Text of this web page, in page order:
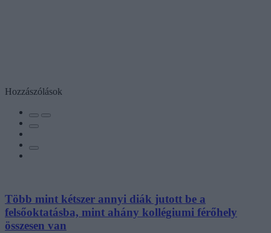
Hozzászólások
Több mint kétszer annyi diák jutott be a
felsőoktatásba, mint ahány kollégiumi férőhely
összesen van